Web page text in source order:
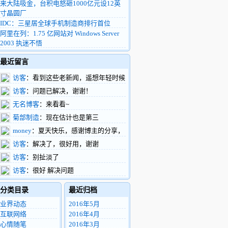
来大陆吸金，台积电怒砸1000亿元设12英
寸晶圆厂
IDC：三星居全球手机制造商排行首位
阿里在列：1.75 亿网站对 Windows Server
2003 执迷不悟
最近留言
访客：看到这些老新闻，遥想年轻时候
的我，整天扑在富士康车间做验证，真有活
力啊
访客：问题已解决，谢谢！
无名博客：来看看~
菊部制造：现在估计也是第三
money：夏天快乐，感谢博主的分享，
支持了。
访客：解决了，很好用，谢谢
访客：别扯淡了
访客：很好 解决问题
分类目录
业界动态
互联网络
心情随笔
最近归档
2016年5月
2016年4月
2016年3月